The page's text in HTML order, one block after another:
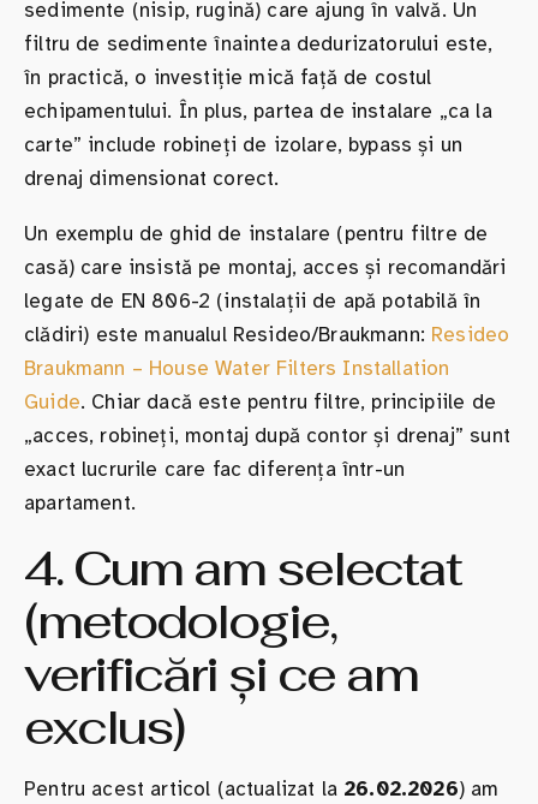
sedimente (nisip, rugină) care ajung în valvă. Un
filtru de sedimente înaintea dedurizatorului este,
în practică, o investiție mică față de costul
echipamentului. În plus, partea de instalare „ca la
carte” include robineți de izolare, bypass și un
drenaj dimensionat corect.
Un exemplu de ghid de instalare (pentru filtre de
casă) care insistă pe montaj, acces și recomandări
legate de EN 806-2 (instalații de apă potabilă în
clădiri) este manualul Resideo/Braukmann: Resideo
Braukmann – House Water Filters Installation
Guide. Chiar dacă este pentru filtre, principiile de
„acces, robineți, montaj după contor și drenaj” sunt
exact lucrurile care fac diferența într-un
apartament.
4. Cum am selectat
(metodologie,
verificări și ce am
exclus)
Pentru acest articol (actualizat la 26.02.2026) am